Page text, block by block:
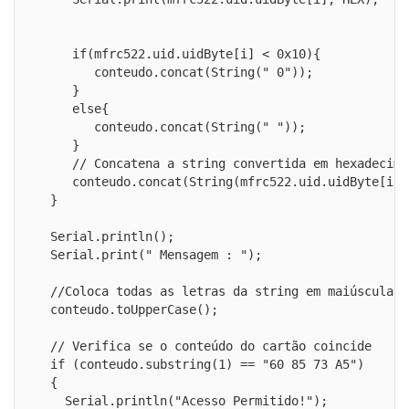
     if(mfrc522.uid.uidByte[i] < 0x10){
        conteudo.concat(String(" 0"));
     }
     else{
        conteudo.concat(String(" "));
     }
// Concatena a string convertida em
  }
  Serial.println();
  Serial.print(" Mensagem : ");
  //Coloca todas as letras da string em maiúscula
  conteudo.toUpperCase();
  // Verifica se o conteúdo do cartão coincide
  if (conteudo.substring(1) == "60 85 73 A5")
  {
    Serial.println("Acesso Permitido!");